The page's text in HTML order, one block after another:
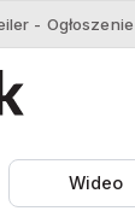
Wideo